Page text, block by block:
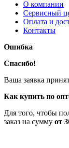
О компании
Сервисный
Оплата и
Контакты
Ошибка
Спасибо!
Ваша заявка
Как купить по
Для того, чтобы
заказ на сумму от